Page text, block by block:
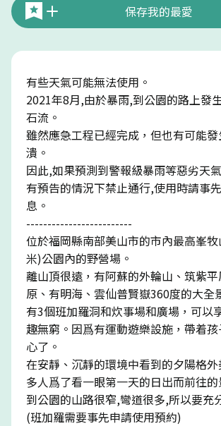
保存我的最愛
有些天氣可能無法使用。
2021年8月,由於暴雨,到公園的路上發
石流。
雖然應急工程已經完成，但也有可能
潰。
因此,如果預測到警報級暴雨等惡劣天
有預告的情況下禁止通行,使用時請事
息。
-------------------------
位於福岡縣南部美山市的市內最高峯
米)公園內的野營場。
離山頂很遠，有阿蘇的外輪山、筑紫
原、有明海、雲仙普賢嶽360度的大全
有3個班加羅洞和炊事場和廣場，可以
趣無窮。因爲有運動遊樂設施，帶着
心了。
在安靜、沉靜的環境中看到的夕陽格
多人爲了看一眼第一天的日出而前往的
到公園的山路很窄,彎道很多,所以要充
(班加羅需要事先申請使用預約)